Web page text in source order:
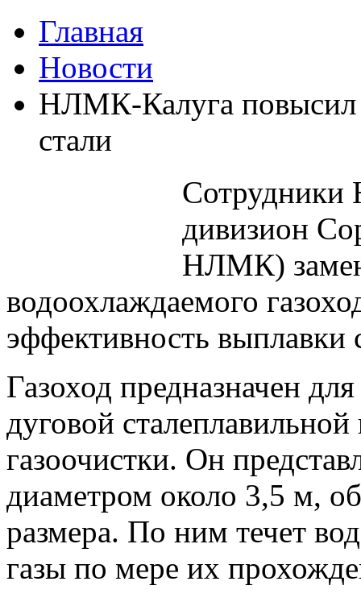
Главная
Новости
НЛМК-Калуга повысил
стали
Сотрудники
дивизион
НЛМК)
водоохлаждаемого
эффективность выплавки
Газоход предназначен
дуговой
газоочистки. Он
диаметром около 3,5 м,
размера. По ним течет
газы по мере их